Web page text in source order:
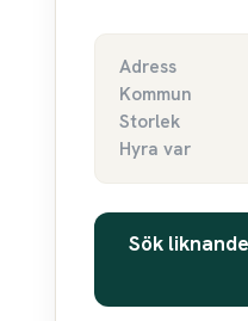
Adress
Kommun
Storlek
Hyra var
Sök